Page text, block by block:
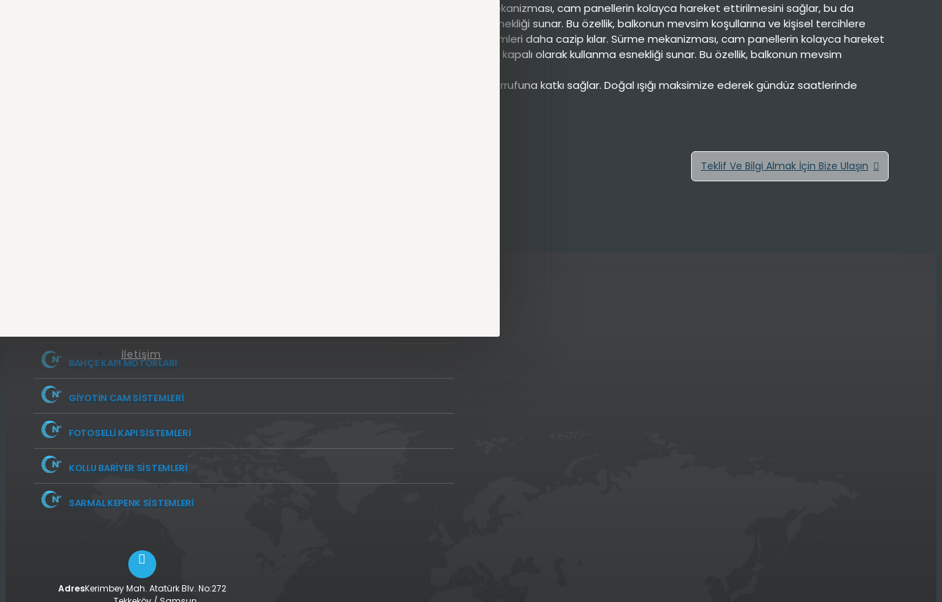
İletişim
Sürme cam balkonların kullanım kolaylığı ve esnekliği, bu sistemleri daha cazip kılar. Sürme mekanizması, cam panellerin kolayca hareket ettirilmesini sağlar, bu da
kullanıcılara balkonlarını tamamen açık, kısmen açık veya tamamen kapalı olarak kullanma esnekliği sunar. Bu özellik, balkonun mevsim koşullarına ve kişisel tercihlere
göre uyarlanmasını kolaylaştırır. Sürme cam balkonların kullanım kolaylığı ve esnekliği, bu sistemleri daha cazip kılar. Sürme mekanizması, cam panellerin kolayca hareket
ettirilmesini sağlar, bu da kullanıcılara balkonlarını tamamen açık, kısmen açık veya tamamen kapalı olarak kullanma esnekliği sunar. Bu özellik, balkonun mevsim
Enerji verimliliği açısından, sürme cam balkonlar, iç mekanın ısı yalıtımını iyileştirerek enerji tasarrufuna katkı sağlar. Doğal ışığı maksimize ederek gündüz saatlerinde
Teklif Ve Bilgi Almak İçin Bize Ulaşın
BAHÇE KAPI MOTORLARI
GIYOTIN CAM SISTEMLERI
FOTOSELLI KAPI SISTEMLERI
KOLLU BARIYER SISTEMLERI
SARMAL KEPENK SISTEMLERI
AdresKerimbey Mah. Atatürk Blv. No:272